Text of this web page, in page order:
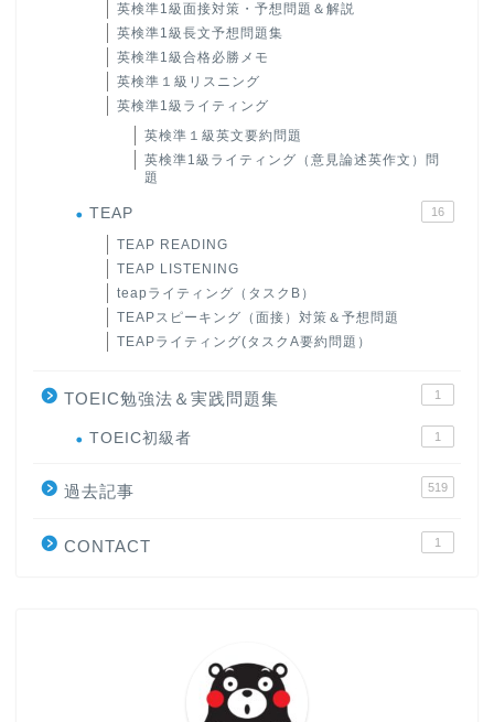
英検準1級面接対策・予想問題＆解説
英検準1級長文予想問題集
英検準1級合格必勝メモ
英検準１級リスニング
英検準1級ライティング
英検準１級英文要約問題
英検準1級ライティング（意見論述英作文）問
題
TEAP 16
TEAP READING
TEAP LISTENING
teapライティング（タスクB）
TEAPスピーキング（面接）対策＆予想問題
TEAPライティング(タスクA要約問題）
TOEIC勉強法＆実践問題集 1
TOEIC初級者 1
過去記事 519
CONTACT 1
大学入試英語対策講座